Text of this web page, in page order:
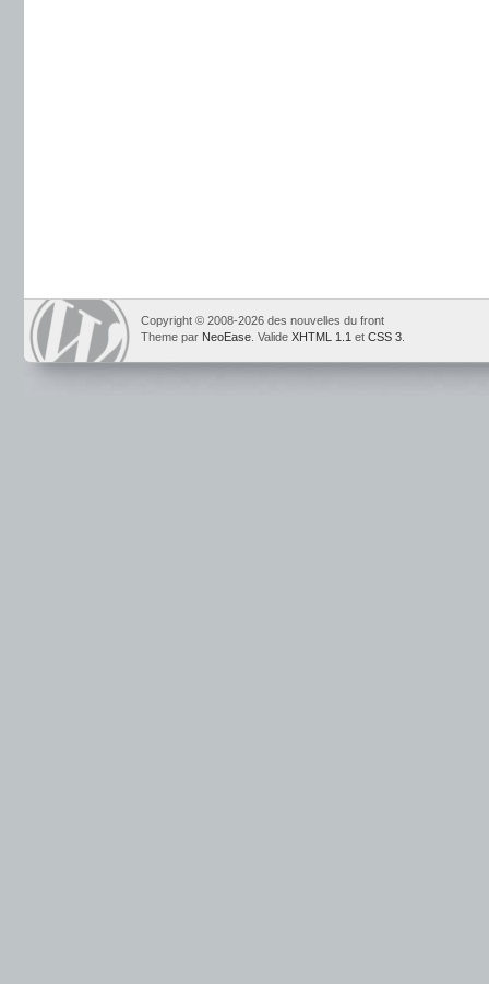
Copyright © 2008-2026 des nouvelles du front
Theme par NeoEase . Valide XHTML 1.1 et CSS 3